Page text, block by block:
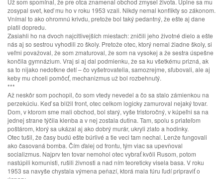
Už som spomínal, že pre otca znamenal obchod zmysel života. Úplne sa mu
zosypal svet, keď mu ho v roku 1953 vzali. Nikdy nemal konflikty so zákonom.
Vnímal to ako ohromnú krivdu, pretože bol taký pedantný, že ešte aj dane
platil dopredu.
Zasiahli ho na dvoch najcitlivejších miestach: zničili jeho životné dielo a ešte
nás aj so sestrou vyhodili zo školy. Pretože otec, ktorý nemal žiadne školy, si
veľmi považoval, že som zmaturoval, že som na vysokej a že sestra úspešne
končila gymnázium. Vraj si aj dal podmienku, že sa ku všetkému prizná, ak
sa to nijako nedotkne detí – čo vyšetrovatelia, samozrejme, sľubovali, ale aj
keby mu chceli pomôcť, mechanizmus už bol rozbehnutý.
***
Až neskôr som pochopil, čo som vtedy nevedel a čo sa stalo zámienkou na
perzekúciu. Keď sa blížil front, otec celkom logicky zamuroval nejaký tovar.
Dom, v ktorom sme mali obchod, bol starý, vyše tristoročný, v kúpeľni sa na
jednej strane týčila klenba a v nej zostala dutina. Tam, spolu s priateľom
poštárom, ktorý sa ukázal aj ako dobrý murár, ukryli zlato a hodinky.
Otec tušil, že časy budú ešte búrlivé a tie veci tam nechal. Lenže fungovali
ako časovaná bomba. Čím ďalej od frontu, tým viac sa upevňoval
socializmus. Najprv ten tovar nemohol otec vybrať kvôli Rusom, potom
nastúpili komunisti, rušili živnosti a nad ním teoreticky visela basa. V roku
1953 sa navyše chystala výmena peňazí, ktorá mala fúru ľudí pripraviť o